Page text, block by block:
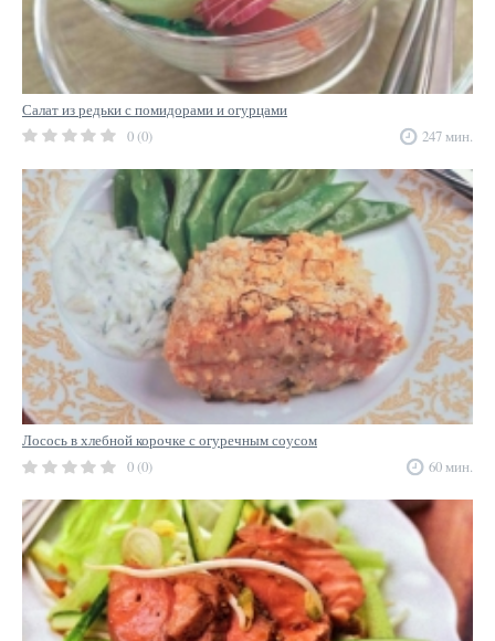
Салат из редьки с помидорами и огурцами
0 (0)
247 мин.
Лосось в хлебной корочке с огуречным соусом
0 (0)
60 мин.